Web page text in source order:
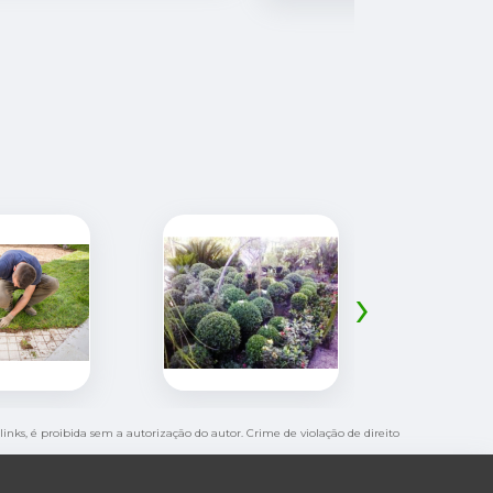
›
é proibida sem a autorização do autor. Crime de violação de direito